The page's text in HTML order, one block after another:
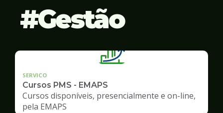
Gestão
SERVICO
Cursos PMS - EMAPS
Cursos disponíveis, presencialmente e on-line,
pela EMAPS